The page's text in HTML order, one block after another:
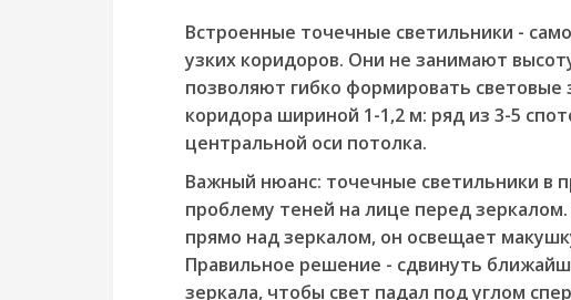
Встроенные точечные светильники -
узких коридоров. Они не занимают
позволяют гибко формировать световые
коридора шириной 1-1,2 м: ряд из 3-5
центральной оси потолка.
Важный нюанс: точечные светильники в
проблему теней на лице перед
прямо над зеркалом, он освещает
Правильное решение - сдвинуть
зеркала, чтобы свет падал под углом